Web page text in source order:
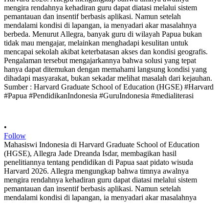
•
Follow
Mahasiswi Indonesia di Harvard Graduate School of Education
(HGSE), Allegra Jade Dreanda Isdar, membagikan hasil
penelitiannya tentang pendidikan di Papua saat pidato wisuda
Harvard 2026. Allegra mengungkap bahwa timnya awalnya
mengira rendahnya kehadiran guru dapat diatasi melalui sistem
pemantauan dan insentif berbasis aplikasi. Namun setelah
mendalami kondisi di lapangan, ia menyadari akar masalahnya